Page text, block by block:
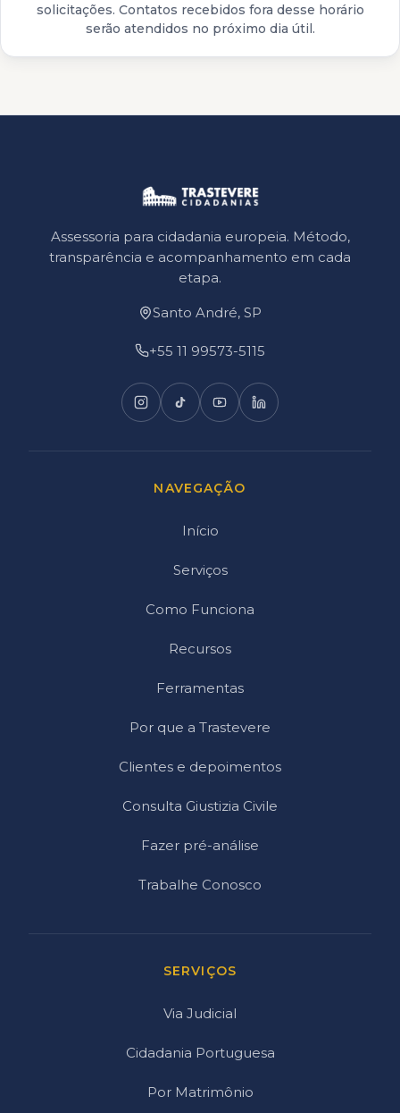
solicitações. Contatos recebidos fora desse horário
serão atendidos no próximo dia útil.
Assessoria para cidadania europeia. Método,
transparência e acompanhamento em cada
etapa.
Santo André, SP
+55 11 99573-5115
NAVEGAÇÃO
Início
Serviços
Como Funciona
Recursos
Ferramentas
Por que a Trastevere
Clientes e depoimentos
Consulta Giustizia Civile
Fazer pré-análise
Trabalhe Conosco
SERVIÇOS
Via Judicial
Cidadania Portuguesa
Por Matrimônio